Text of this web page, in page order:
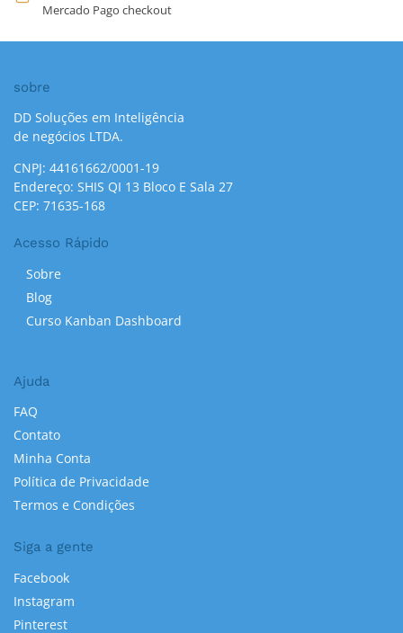
Mercado Pago checkout
sobre
DD Soluções em Inteligência
de negócios LTDA.
CNPJ: 44161662/0001-19
Endereço: SHIS QI 13 Bloco E Sala 27
CEP: 71635-168
Acesso Rápido
Sobre
Blog
Curso Kanban Dashboard
Ajuda
FAQ
Contato
Minha Conta
Política de Privacidade
Termos e Condições
Siga a gente
Facebook
Instagram
Pinterest